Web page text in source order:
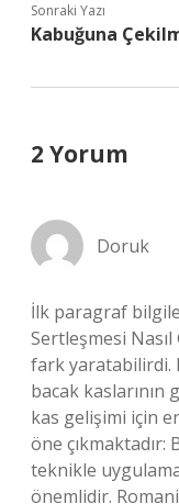
Sonraki Yazı
Kabuğuna
2 Yorum
Doruk
İlk paragraf
Sertleşmesi Nasıl
fark yaratabilirdi.
bacak
kas gelişimi için
öne
teknikle
önemlidir.